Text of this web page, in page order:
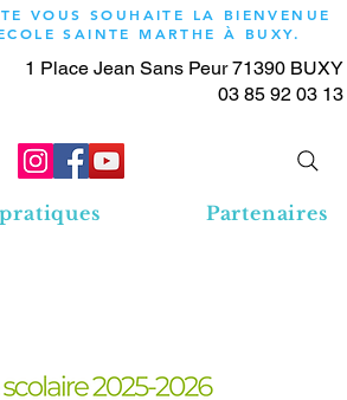
VOUS SOUHAITE LA BIENVENUE
SAINTE MARTHE À BUXY.
1 Place Jean Sans Peur 71390 BUXY
03 85 92 03 13
Partenaires